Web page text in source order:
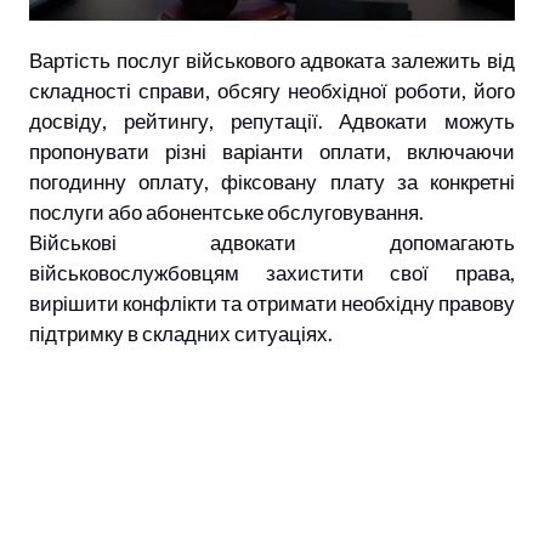
Вартість послуг військового адвоката залежить від
складності справи, обсягу необхідної роботи, його
досвіду, рейтингу, репутації. Адвокати можуть
пропонувати різні варіанти оплати, включаючи
погодинну оплату, фіксовану плату за конкретні
послуги або абонентське обслуговування.
Військові адвокати допомагають
військовослужбовцям захистити свої права,
вирішити конфлікти та отримати необхідну правову
підтримку в складних ситуаціях.